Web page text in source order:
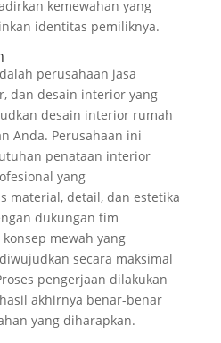
kemewahan yang
identitas pemiliknya.
perusahaan jasa
dan desain interior yang
desain interior rumah
Anda. Perusahaan ini
penataan interior
yang
material, detail, dan estetika
dukungan tim
mewah yang
secara maksimal
pengerjaan dilakukan
akhirnya benar-benar
yang diharapkan.